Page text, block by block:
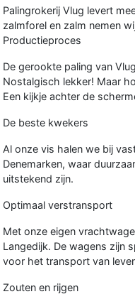
Palingrokerij Vlug levert
zalmforel en zalm nemen
Productieproces
De gerookte paling van
Nostalgisch lekker! Maar
Een kijkje achter de
De beste kwekers
Al onze vis halen we bij
Denemarken, waar
uitstekend zijn.
Optimaal verstransport
Met onze eigen
Langedijk. De wagens zijn
voor het transport van
Zouten en rijgen